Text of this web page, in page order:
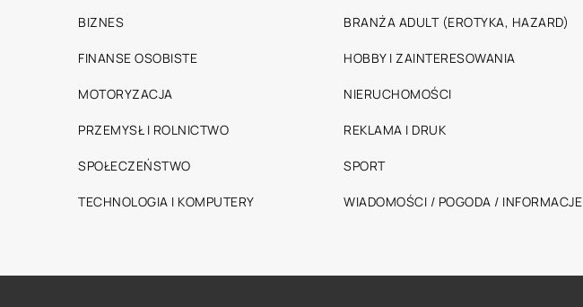
BIZNES BRANŻA ADULT (EROTYKA, HAZARD)
FINANSE OSOBISTE HOBBY I ZAINTERESOWANIA
MOTORYZACJA NIERUCHOMOŚCI
PRZEMYSŁ I ROLNICTWO REKLAMA I DRUK
SPOŁECZEŃSTWO SPORT
TECHNOLOGIA I KOMPUTERY WIADOMOŚCI / POGODA / INFORMACJE